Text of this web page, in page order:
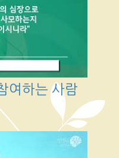
여하는 사람